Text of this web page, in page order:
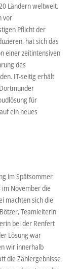
Ländern weltweit.
vor
Pflicht der
hat sich das
einer zeitintensiven
des
IT-seitig erhält
für
ein neues
im Spätsommer
November die
machten sich die
Teamleiterin
bei der Renfert
Lösung war
wir innerhalb
die Zählergebnisse